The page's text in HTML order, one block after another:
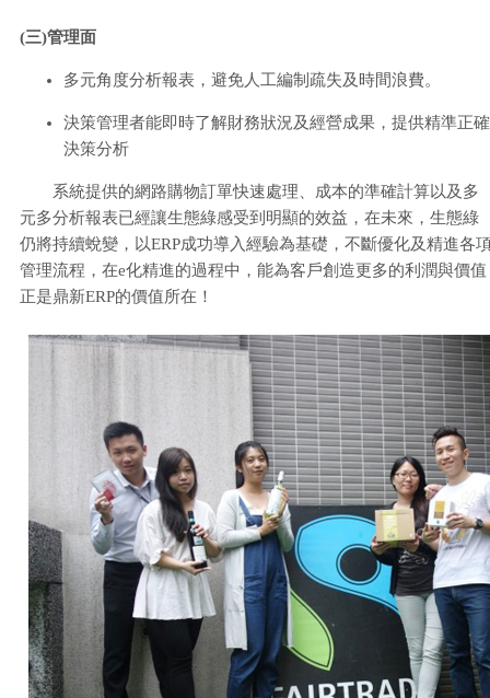
(三)管理面
多元角度分析報表，避免人工編制疏失及時間浪費。
決策管理者能即時了解財務狀況及經營成果，提供精準正確
決策分析
系統提供的網路購物訂單快速處理、成本的準確計算以及多
元多分析報表已經讓生態綠感受到明顯的效益，在未來，生態綠
仍將持續蛻變，以ERP成功導入經驗為基礎，不斷優化及精進各
管理流程，在e化精進的過程中，能為客戶創造更多的利潤與價值
正是鼎新ERP的價值所在！